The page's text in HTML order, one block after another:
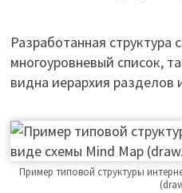
Разработанная структура
многоуровневый список,
видна иерархия разделов
Пример типовой структуры